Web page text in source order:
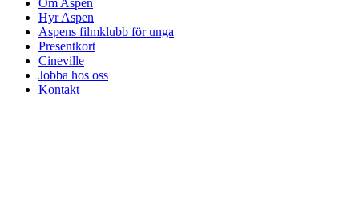
Hyr Aspen
Aspens filmklubb för unga
Presentkort
Cineville
Jobba hos oss
Kontakt